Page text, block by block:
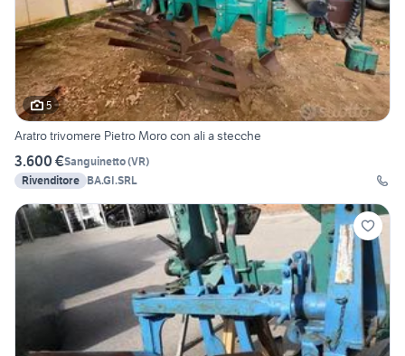
5
Aratro trivomere Pietro Moro con ali a stecche
3.600 €Sanguinetto(VR)
Rivenditore BA.GI.SRL